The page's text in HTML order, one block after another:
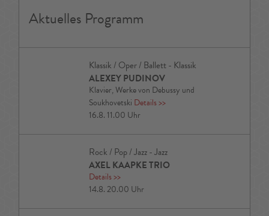
Aktuelles Programm
Klassik / Oper / Ballett - Klassik
ALEXEY PUDINOV
Klavier, Werke von Debussy und
Soukhovetski Details>>
16.8. 11.00 Uhr
Rock / Pop / Jazz - Jazz
AXEL KAAPKE TRIO
Details>>
14.8. 20.00 Uhr